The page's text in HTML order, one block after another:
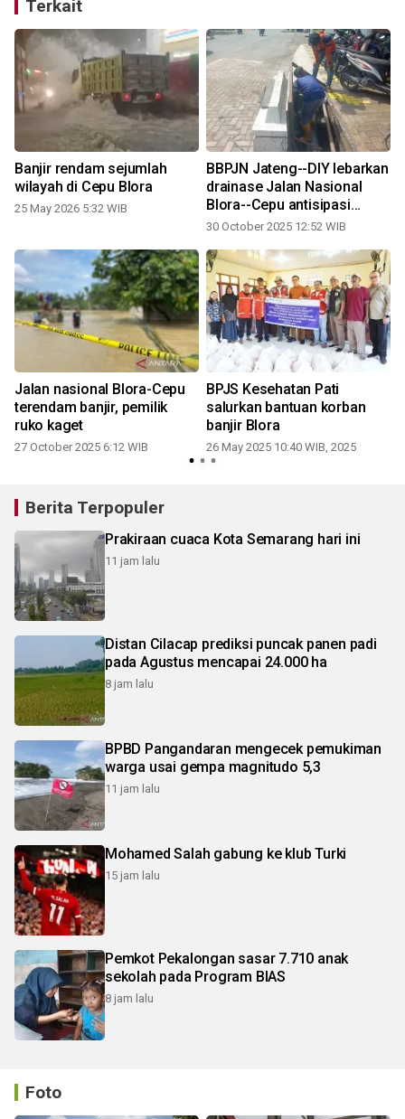
Terkait
Banjir rendam sejumlah
wilayah di Cepu Blora
25 May 2026 5:32 WIB
BBPJN Jateng--DIY lebarkan
drainase Jalan Nasional
Blora--Cepu antisipasi
luapan air
30 October 2025 12:52 WIB
Jalan nasional Blora-Cepu
terendam banjir, pemilik
ruko kaget
27 October 2025 6:12 WIB
BPJS Kesehatan Pati
salurkan bantuan korban
banjir Blora
26 May 2025 10:40 WIB, 2025
Berita Terpopuler
Prakiraan cuaca Kota Semarang hari ini
11 jam lalu
Distan Cilacap prediksi puncak panen padi
pada Agustus mencapai 24.000 ha
8 jam lalu
BPBD Pangandaran mengecek pemukiman
warga usai gempa magnitudo 5,3
11 jam lalu
Mohamed Salah gabung ke klub Turki
15 jam lalu
Pemkot Pekalongan sasar 7.710 anak
sekolah pada Program BIAS
8 jam lalu
Foto